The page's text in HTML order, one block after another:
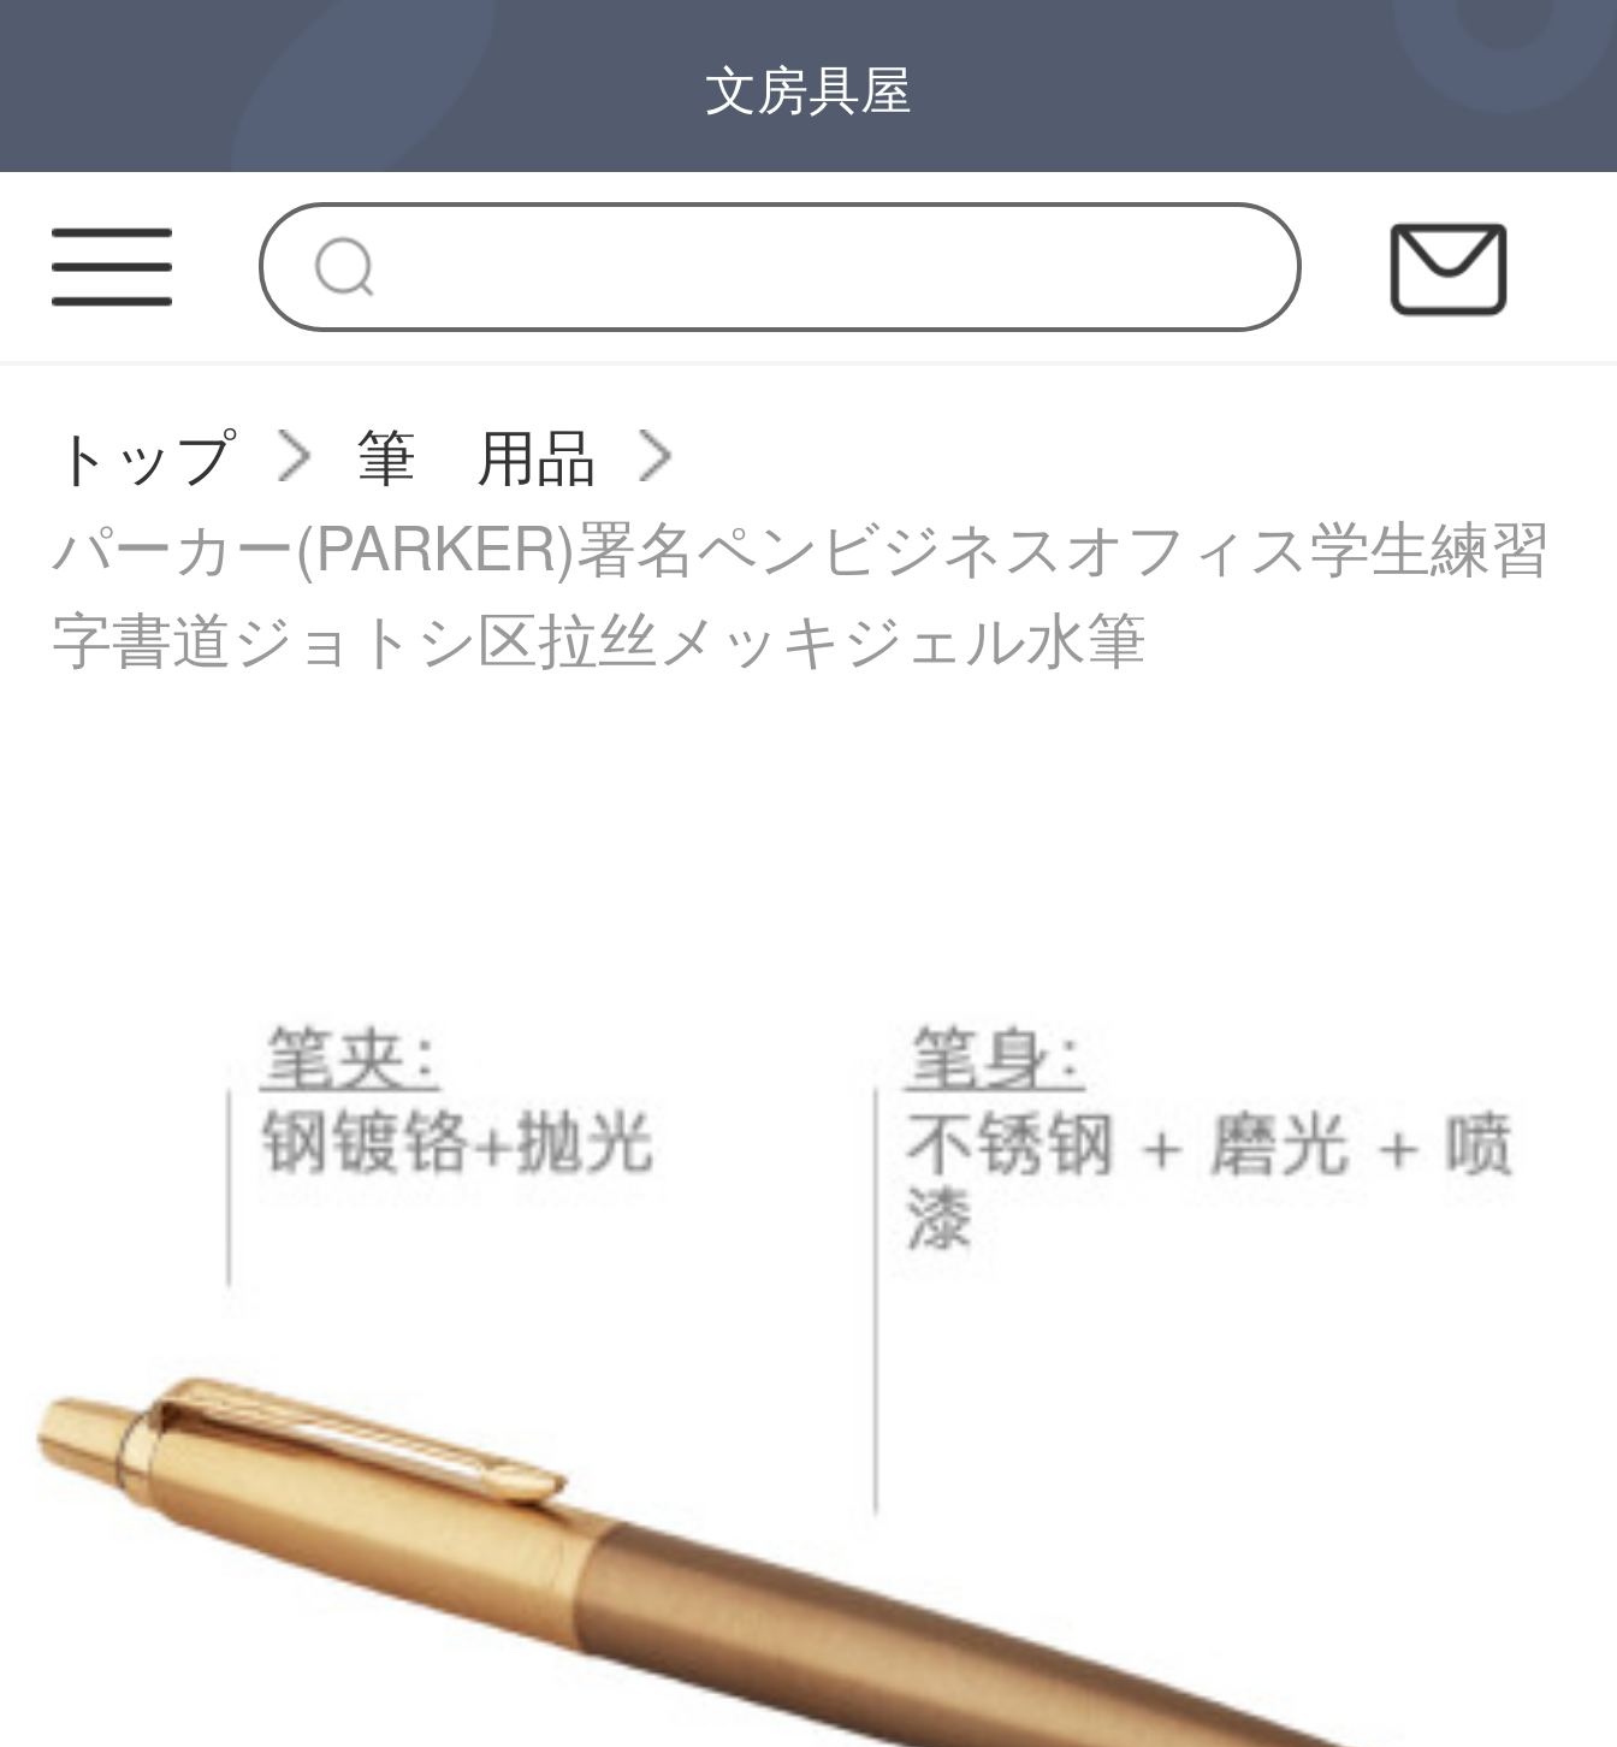
文房具屋
トップ
筆 用品
パーカー(PARKER)署名ペンビジネスオフィス学生練習
字書道ジョトシ区拉丝メッキジェル水筆